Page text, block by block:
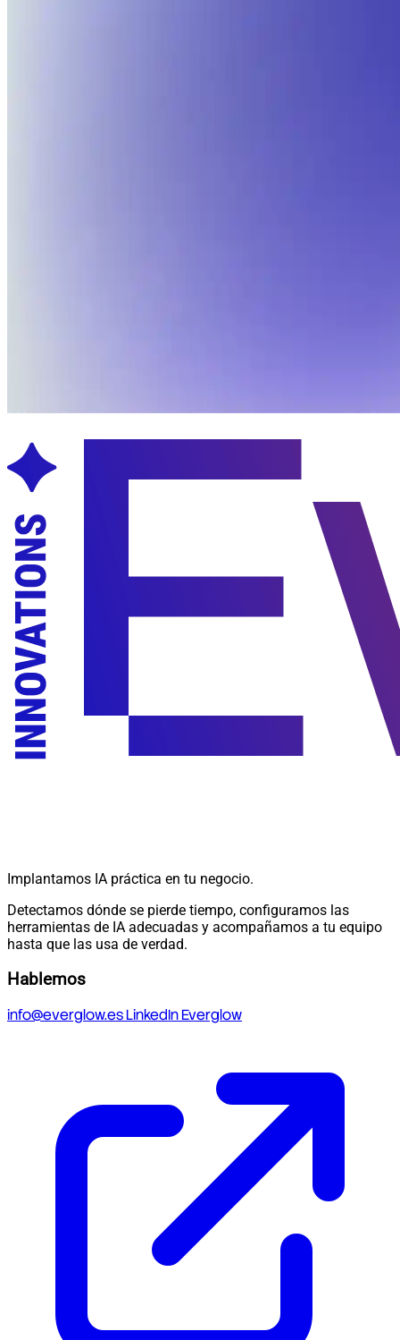
Implantamos IA práctica en tu negocio.
Detectamos dónde se pierde tiempo, configuramos las
herramientas de IA adecuadas y acompañamos a tu equipo
hasta que las usa de verdad.
Hablemos
info@everglow.esLinkedIn Everglow